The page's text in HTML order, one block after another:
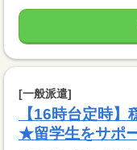
[一般派遣]
【16時台定時
★留学生をサポ